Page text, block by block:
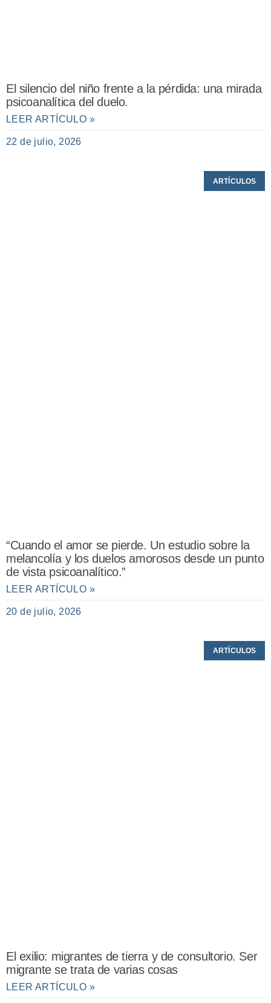
El silencio del niño frente a la pérdida: una mirada
psicoanalítica del duelo.
LEER ARTÍCULO »
22 de julio, 2026
ARTÍCULOS
“Cuando el amor se pierde. Un estudio sobre la
melancolía y los duelos amorosos desde un punto
de vista psicoanalítico.”
LEER ARTÍCULO »
20 de julio, 2026
ARTÍCULOS
El exilio: migrantes de tierra y de consultorio. Ser
migrante se trata de varias cosas
LEER ARTÍCULO »